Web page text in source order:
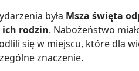
była Msza święta
ich rodzin. Nabożeństwo
się w miejscu, które dla
znaczenie.